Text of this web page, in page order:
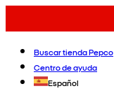
Buscar tienda Pepco
Centro de ayuda
Español